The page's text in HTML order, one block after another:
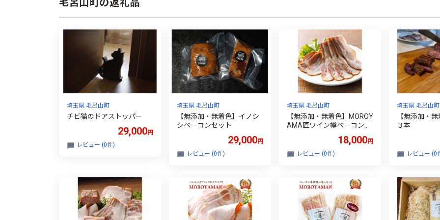
埼玉県 毛呂山町
チビ猫のドアストッパー
29,000円
レビュー (0件)
埼玉県 毛呂山町
【無添加・無着色】イノシ
シベーコンセット
29,000円
レビュー (0件)
埼玉県 毛呂山町
【無添加・無着色】MOROY
AMA匠ワイン樽ベーコンセ
18,000円
レビュー (0件)
埼玉県 毛呂山町
【無添加・
３本
レビュー (0